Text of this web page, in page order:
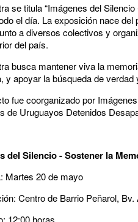
se titula “Imágenes del
el día. La exposición nace
a diversos colectivos y
del país.
busca mantener viva la
y apoyar la búsqueda de verdad
fue coorganizado por
de Uruguayos Detenidos
del Silencio - Sostener la
Martes 20 de mayo
Centro de Barrio Peñarol,
12:00 horas